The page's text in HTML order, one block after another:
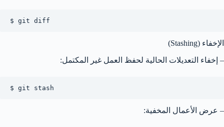
$ git diff
الإخفاء (Stashing)
– إخفاء التعديلات الحالية لحفظ العمل غير المكتمل:
$ git stash
– عرض الأعمال المخفية: